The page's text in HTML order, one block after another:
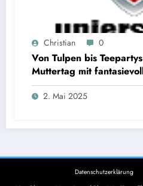
Christian 0
Von Tulpen bis
Muttertag mit
2. Mai 2025
Datenschutzerklärung